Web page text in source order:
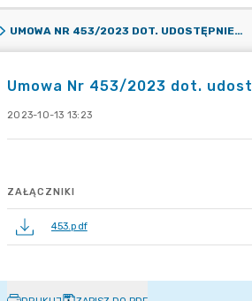
UMOWA NR 453/2023 DOT. UDOSTĘPNIENIA APLIKACJI „FLEX JST” W OPCJI PROJEKT
Umowa Nr 453/2023 dot.
2023-10-13 13:23
ZAŁĄCZNIKI
453.pdf